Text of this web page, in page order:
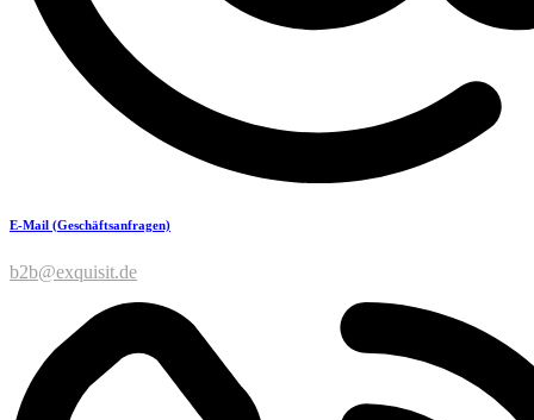
E-Mail (Geschäftsanfragen)
b2b@exquisit.de